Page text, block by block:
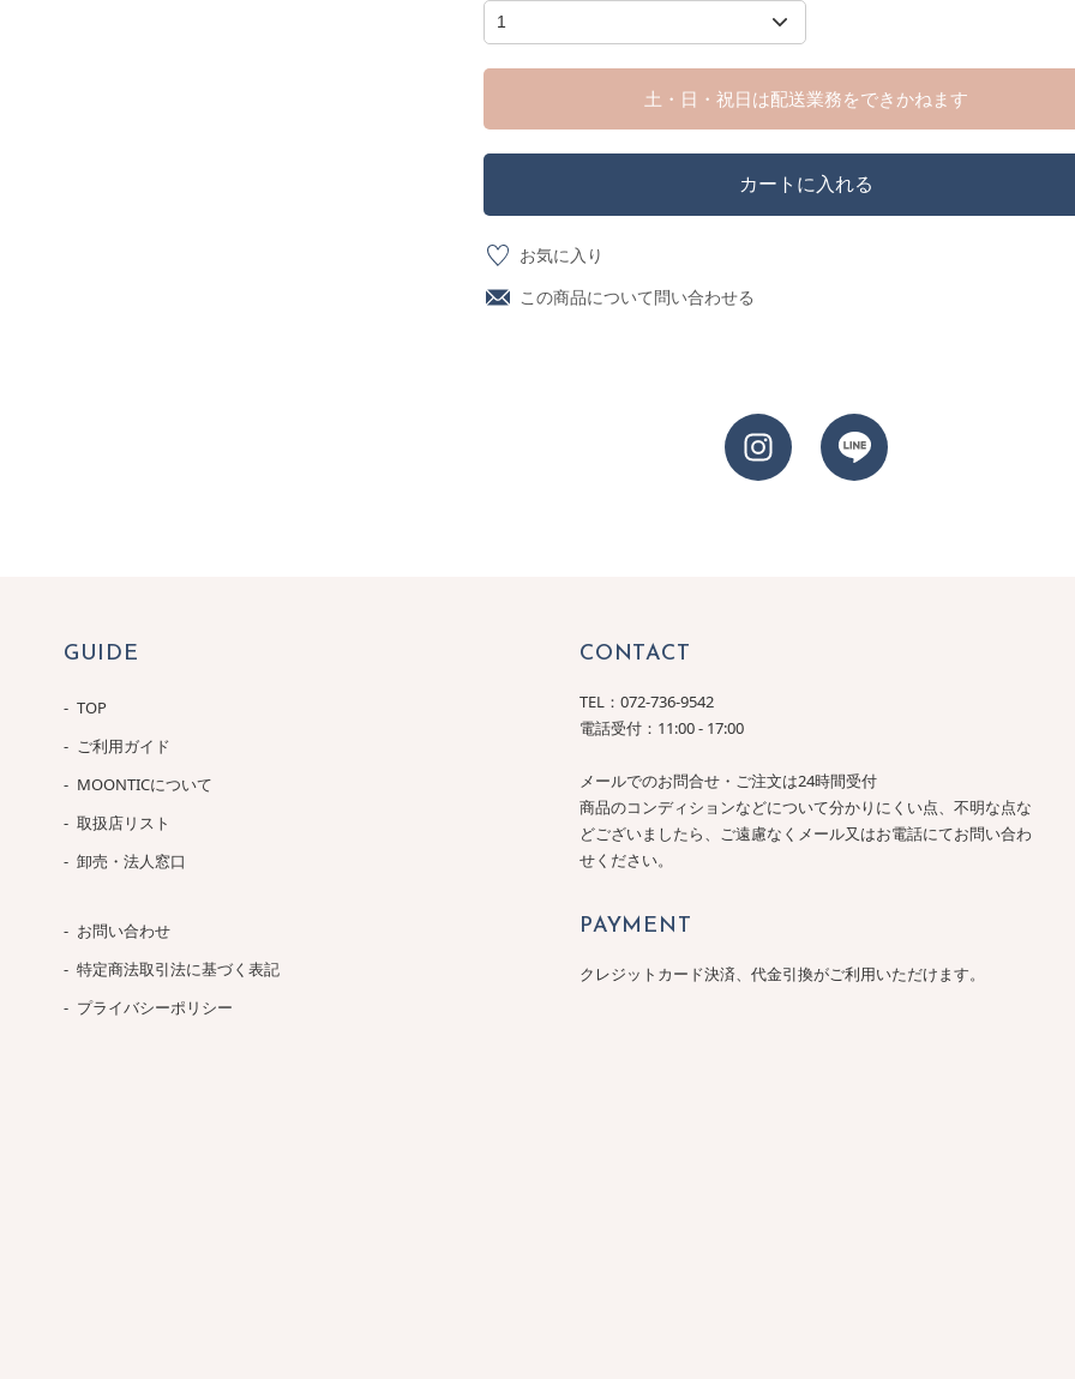
土・日・祝日は配送業務をできかねます
カートに入れる
お気に入り
この商品について問い合わせる
GUIDE
TOP
ご利用ガイド
MOONTICについて
取扱店リスト
卸売・法人窓口
お問い合わせ
特定商法取引法に基づく表記
プライバシーポリシー
CONTACT
TEL： 072-736-9542
電話受付：11:00 - 17:00
メールでのお問合せ・ご注文は24時間受付
商品のコンディションなどについて分かりにくい点、不明な点な
どございましたら、ご遠慮なくメール又はお電話にてお問い合わ
せください。
PAYMENT
クレジットカード決済、代金引換がご利用いただけます。